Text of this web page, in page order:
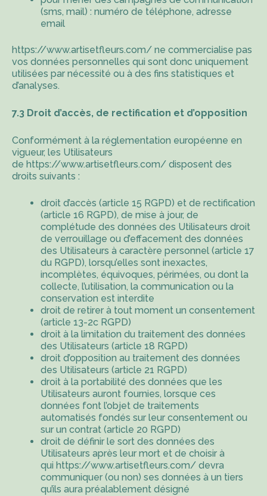
(sms, mail) : numéro de téléphone, adresse
email
https://www.artisetfleurs.com/ ne commercialise pas
vos données personnelles qui sont donc uniquement
utilisées par nécessité ou à des fins statistiques et
d’analyses.
7.3 Droit d’accès, de rectification et d’opposition
Conformément à la réglementation européenne en
vigueur, les Utilisateurs
de https://www.artisetfleurs.com/ disposent des
droits suivants :
droit d’accès (article 15 RGPD) et de rectification
(article 16 RGPD), de mise à jour, de
complétude des données des Utilisateurs droit
de verrouillage ou d’effacement des données
des Utilisateurs à caractère personnel (article 17
du RGPD), lorsqu’elles sont inexactes,
incomplètes, équivoques, périmées, ou dont la
collecte, l’utilisation, la communication ou la
conservation est interdite
droit de retirer à tout moment un consentement
(article 13-2c RGPD)
droit à la limitation du traitement des données
des Utilisateurs (article 18 RGPD)
droit d’opposition au traitement des données
des Utilisateurs (article 21 RGPD)
droit à la portabilité des données que les
Utilisateurs auront fournies, lorsque ces
données font l’objet de traitements
automatisés fondés sur leur consentement ou
sur un contrat (article 20 RGPD)
droit de définir le sort des données des
Utilisateurs après leur mort et de choisir à
qui https://www.artisetfleurs.com/ devra
communiquer (ou non) ses données à un tiers
qu’ils aura préalablement désigné